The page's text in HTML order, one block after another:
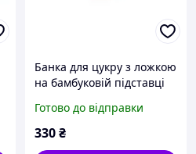
Банка для цукру з ложкою
на бамбуковій підставці
Готово до відправки
330₴